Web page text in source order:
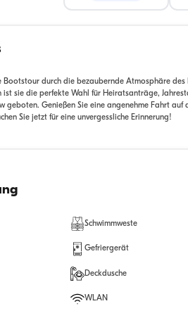
Bootstour durch die bezaubernde Atmosphäre
ist sie die perfekte Wahl für Heiratsanträge,
geboten. Genießen Sie eine angenehme Fahrt
Sie jetzt für eine unvergessliche Erinnerung!
Schwimmweste
Gefriergerät
Deckdusche
WLAN